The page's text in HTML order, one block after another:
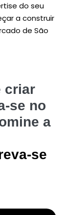
do seu
a construir
de São
criar
se no
a
se